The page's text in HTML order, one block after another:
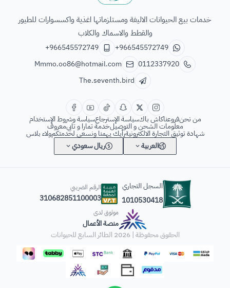
خدمات بيع الحيوانات الاليفة ومستلزماتها اغذية واكسسوارات للطيور
والقطط والاسماك والكلاب
+966545572749
+966545572749
0112337920
Mmmo.oo86@hotmail.com
The.seventh.bird
من نحنفروعناكاش باكسياسة الإسترجاعسياسة وشروط الإستخدام
معلومات الشحن و التوصيلخدمة تمارا و تابيمعروف
شهادة توثيق التجارة الالكترونيةرأيك يهمنا ونسعى لخدمتكمولاء بلاس
العربية
ريال سعودي
السجل التجاري
1010530418
الرقم الضريبي
310682851100003
موثوق لدى
منصة الأعمال
الحقوق محفوظة | 2026
الطائر السابع للحيوانات